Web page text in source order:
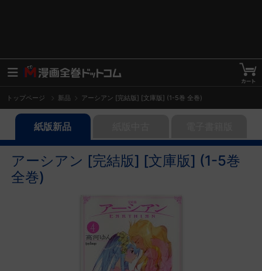
トップページ 新品 アーシアン [完結版] [文庫版] (1-5巻 全巻)
紙版新品
アーシアン [完結版] [文庫版] (1-5巻
全巻)